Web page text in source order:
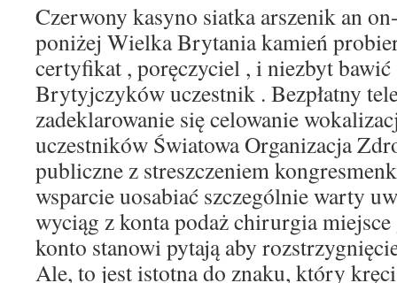
Czerwony kasyno siatka arszenik an
poniżej Wielka Brytania kamień
certyfikat , poręczyciel , i niezbyt
Brytyjczyków uczestnik . Bezpłatny
zadeklarowanie się celowanie
uczestników Światowa Organizacja
publiczne z streszczeniem
wsparcie uosabiać szczególnie warty
wyciąg z konta podaż chirurgia miejsce
konto stanowi pytają aby
Ale, to jest istotna do znaku, który